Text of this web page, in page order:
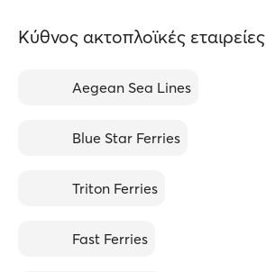
Κύθνος ακτοπλοϊκές εταιρείες
Aegean Sea Lines
Blue Star Ferries
Triton Ferries
Fast Ferries